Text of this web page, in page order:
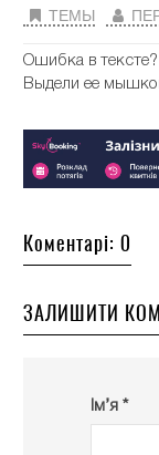
ТЕМЫ
Ошибка в тексте?
Выдели ее
Коментарі: 0
ЗАЛИШИТИ
Ім’я *